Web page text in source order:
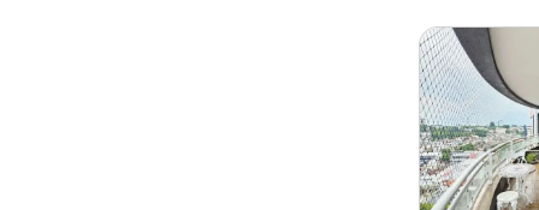
SABRE IMOBILIÁRIA - O seu
#casas imóvel #financiar
#corretordeimoveis #manaus